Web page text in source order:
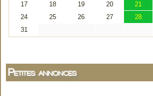
Petites annonces